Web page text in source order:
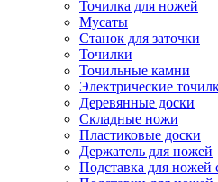
Точилка для ножей
Мусаты
Станок для заточки
Точилки
Точильные камни
Электрические
Деревянные доски
Складные ножи
Пластиковые доски
Держатель для ножей
Подставка для ножей